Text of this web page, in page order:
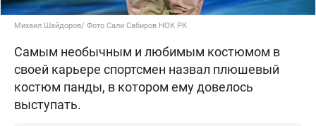
Михаил Шайдоров/ Фото Сали Сабиров НОК РК
Самым необычным и любимым костюмом в
своей карьере спортсмен назвал плюшевый
костюм панды, в котором ему довелось
выступать.